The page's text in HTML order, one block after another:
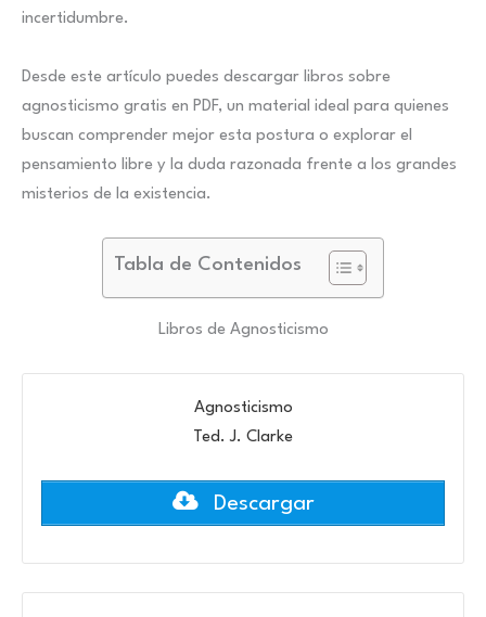
incertidumbre.
Desde este artículo puedes descargar libros sobre
agnosticismo gratis en PDF, un material ideal para quienes
buscan comprender mejor esta postura o explorar el
pensamiento libre y la duda razonada frente a los grandes
misterios de la existencia.
Tabla de Contenidos
Libros de Agnosticismo
Agnosticismo
Ted. J. Clarke
Descargar